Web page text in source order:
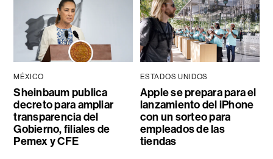
MÉXICO
Sheinbaum publica
decreto para ampliar
transparencia del
Gobierno, filiales de
Pemex y CFE
ESTADOS UNIDOS
Apple se prepara para el
lanzamiento del iPhone
con un sorteo para
empleados de las
tiendas